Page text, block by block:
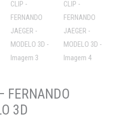
FERNANDO
3D